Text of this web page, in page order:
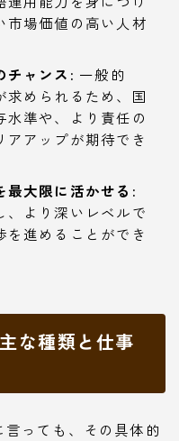
市場価値の高い人材
チャンス: 一般的
求められるため、国
水準や、より責任の
アアップが期待でき
最大限に活かせる:
、より深いレベルで
を進めることができ
な種類と仕事
言っても、その具体的